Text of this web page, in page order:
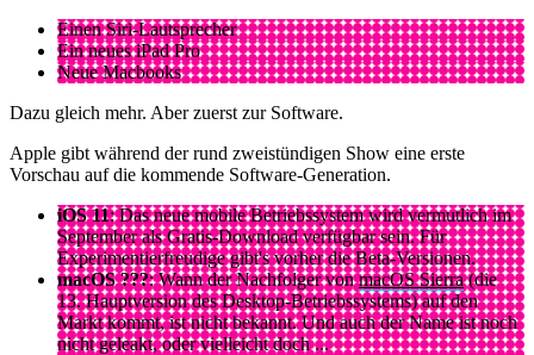
Einen Siri-Lautsprecher
Ein neues iPad Pro
Neue Macbooks
Dazu gleich mehr. Aber zuerst zur Software.
Apple gibt während der rund zweistündigen Show eine erste
Vorschau auf die kommende Software-Generation.
iOS 11: Das neue mobile Betriebssystem wird vermutlich im
September als Gratis-Download verfügbar sein. Für
Experimentierfreudige gibt's vorher die Beta-Versionen.
macOS ???: Wann der Nachfolger vonmacOS Sierra(die
13. Hauptversion des Desktop-Betriebssystems) auf den
Markt kommt, ist nicht bekannt. Und auch der Name ist noch
nicht geleakt, oder vielleicht doch ...